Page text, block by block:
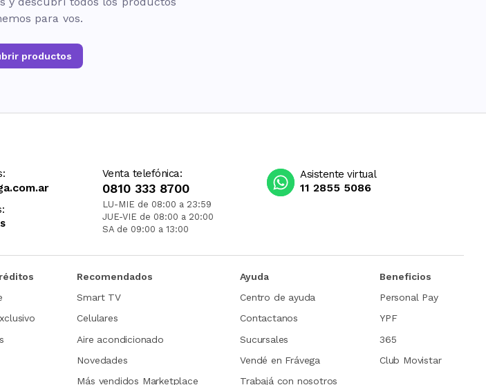
para vos.
productos
Venta telefónica:
0810 333 8700
LU-MIE de 08:00 a 23:59
JUE-VIE de 08:00 a 20:00
SA de 09:00 a 13:00
Asistente virtual
11 2855 5086
Recomendados
Smart TV
Celulares
Aire acondicionado
Novedades
Más vendidos Marketplace
Ayuda
Centro de ayuda
Contactanos
Sucursales
Vendé en Frávega
Trabajá con nosotros
Beneficios
Personal Pay
YPF
365
Club Movistar